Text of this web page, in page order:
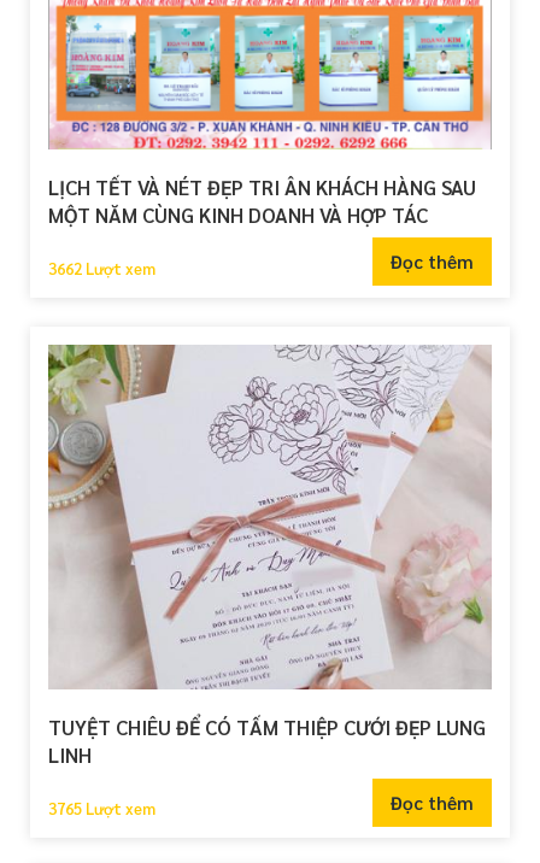
LỊCH TẾT VÀ NÉT ĐẸP TRI ÂN KHÁCH HÀNG SAU
MỘT NĂM CÙNG KINH DOANH VÀ HỢP TÁC
3662 Lượt xem Đọc thêm
TUYỆT CHIÊU ĐỂ CÓ TẤM THIỆP CƯỚI ĐẸP LUNG
LINH
3765 Lượt xem Đọc thêm